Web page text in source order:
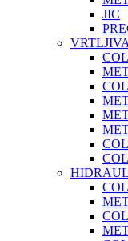
JIC